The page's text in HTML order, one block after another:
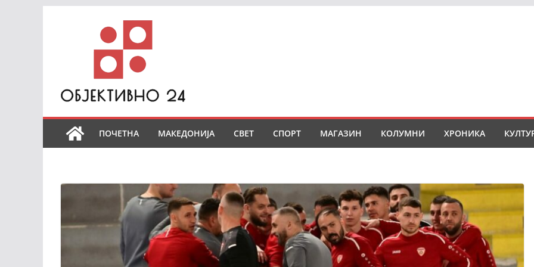
ПОЧЕТНА МАКЕДОНИЈА СВЕТ СПОРТ МАГАЗИН КОЛУМНИ ХРОНИКА